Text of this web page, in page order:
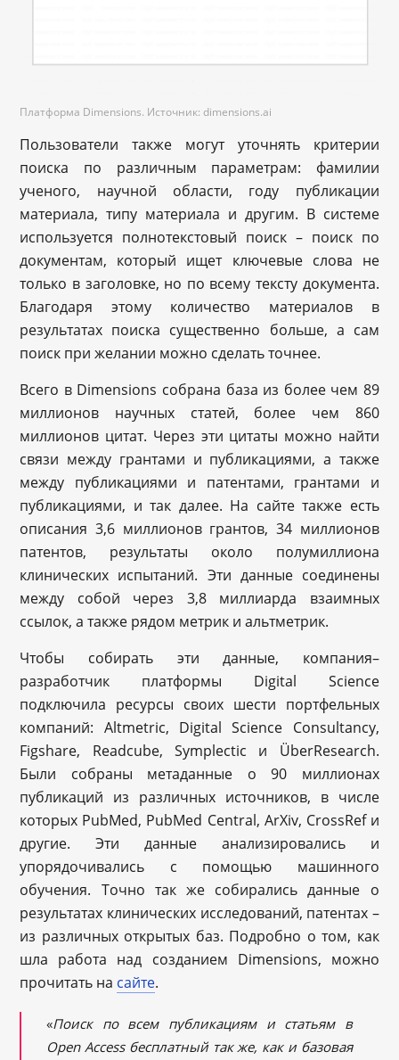
Платформа Dimensions. Источник: dimensions.ai
Пользователи также могут уточнять критерии
поиска по различным параметрам: фамилии
ученого, научной области, году публикации
материала, типу материала и другим. В системе
используется полнотекстовый поиск – поиск по
документам, который ищет ключевые слова не
только в заголовке, но по всему тексту документа.
Благодаря этому количество материалов в
результатах поиска существенно больше, а сам
поиск при желании можно сделать точнее.
Всего в Dimensions собрана база из более чем 89
миллионов научных статей, более чем 860
миллионов цитат. Через эти цитаты можно найти
связи между грантами и публикациями, а также
между публикациями и патентами, грантами и
публикациями, и так далее. На сайте также есть
описания 3,6 миллионов грантов, 34 миллионов
патентов, результаты около полумиллиона
клинических испытаний. Эти данные соединены
между собой через 3,8 миллиарда взаимных
ссылок, а также рядом метрик и альтметрик.
Чтобы собирать эти данные, компания–
разработчик платформы Digital Science
подключила ресурсы своих шести портфельных
компаний: Altmetric, Digital Science Consultancy,
Figshare, Readcube, Symplectic и ÜberResearch.
Были собраны метаданные о 90 миллионах
публикаций из различных источников, в числе
которых PubMed, PubMed Central, ArXiv, CrossRef и
другие. Эти данные анализировались и
упорядочивались с помощью машинного
обучения. Точно так же собирались данные о
результатах клинических исследований, патентах –
из различных открытых баз. Подробно о том, как
шла работа над созданием Dimensions, можно
прочитать на сайте.
«Поиск по всем публикациям и статьям в
Open Access бесплатныйтакже, как и базовая